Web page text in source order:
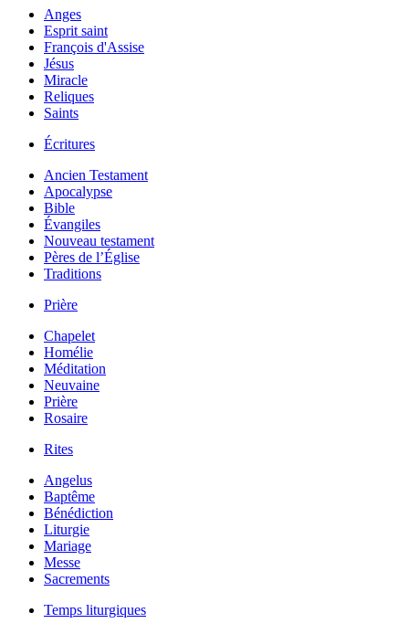
Anges
Esprit saint
François d'Assise
Jésus
Miracle
Reliques
Saints
Écritures
Ancien Testament
Apocalypse
Bible
Évangiles
Nouveau testament
Pères de l’Église
Traditions
Prière
Chapelet
Homélie
Méditation
Neuvaine
Prière
Rosaire
Rites
Angelus
Baptême
Bénédiction
Liturgie
Mariage
Messe
Sacrements
Temps liturgiques